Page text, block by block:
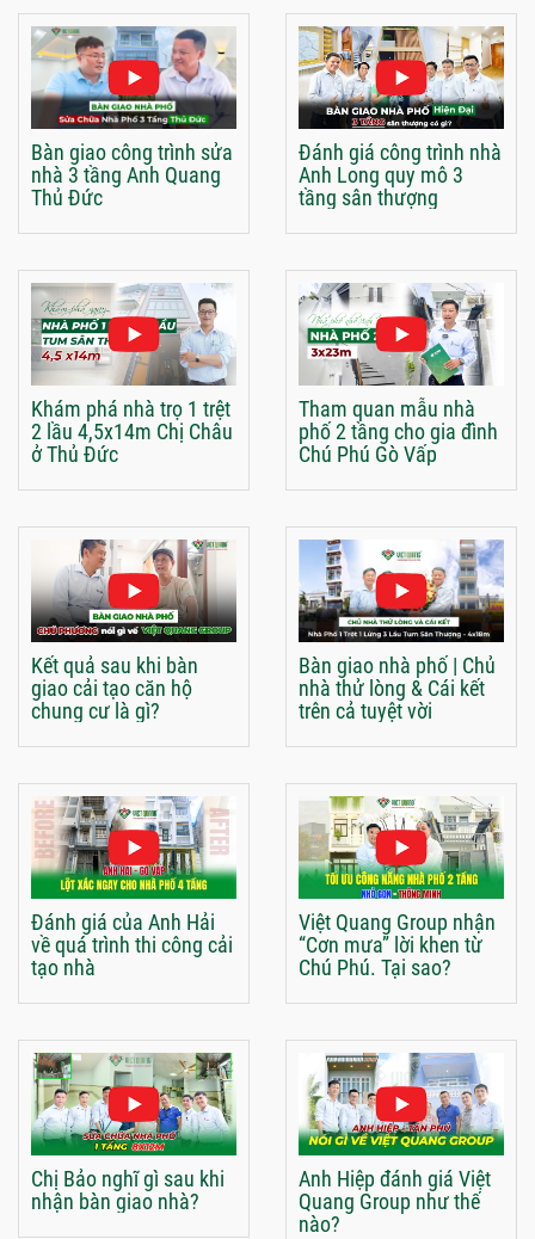
Bàn giao công trình sửa
nhà 3 tầng Anh Quang
Thủ Đức
Đánh giá công trình nhà
Anh Long quy mô 3
tầng sân thượng
Khám phá nhà trọ 1 trệt
2 lầu 4,5x14m Chị Châu
ở Thủ Đức
Tham quan mẫu nhà
phố 2 tầng cho gia đình
Chú Phú Gò Vấp
Kết quả sau khi bàn
giao cải tạo căn hộ
chung cư là gì?
Bàn giao nhà phố | Chủ
nhà thử lòng & Cái kết
trên cả tuyệt vời
Đánh giá của Anh Hải
về quá trình thi công cải
tạo nhà
Việt Quang Group nhận
“Cơn mưa” lời khen từ
Chú Phú. Tại sao?
Chị Bảo nghĩ gì sau khi
nhận bàn giao nhà?
Anh Hiệp đánh giá Việt
Quang Group như thế
nào?